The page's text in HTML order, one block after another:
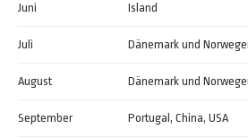
Juni Island
Juli Dänemark und
August Dänemark und
September Portugal, China, USA